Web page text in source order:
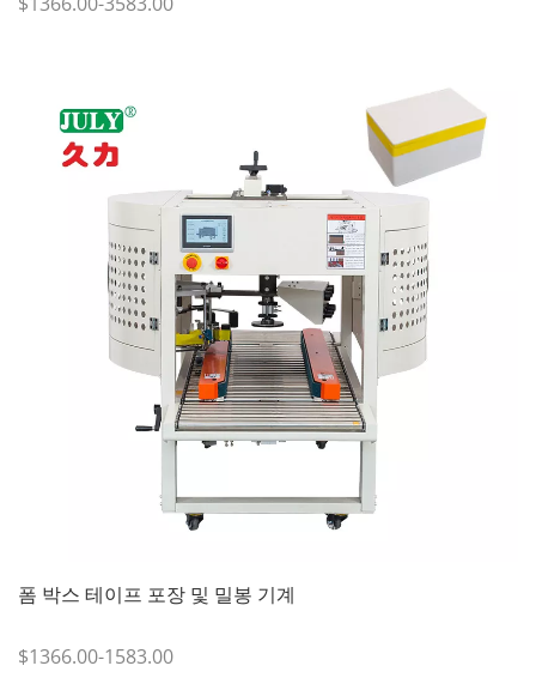
폼 박스 테이프 포장 및 밀봉 기계
$1366.00-1583.00